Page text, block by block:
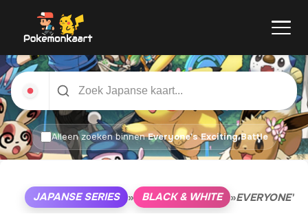
Alleen zoeken binnenEveryone's Exciting Battle
JAPANSE SERIES » BLACK & WHITE »EVERYONE'S